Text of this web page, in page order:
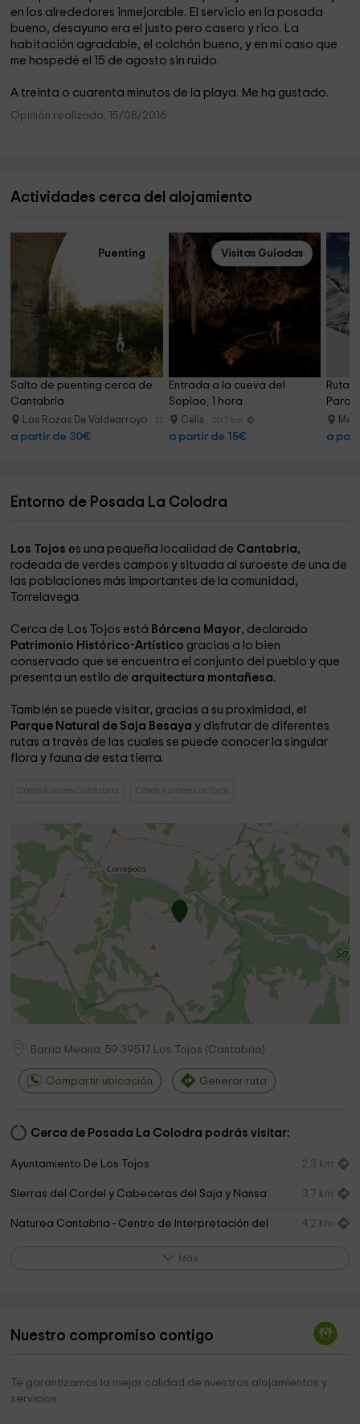
en los alrededores inmejorable. El servicio en la posada
bueno, desayuno era el justo pero casero y rico. La
habitación agradable, el colchón bueno, y en mi caso que
me hospedé el 15 de agosto sin ruido.
A treinta o cuarenta minutos de la playa. Me ha gustado.
Opinión realizada: 15/08/2016
Actividades cerca del alojamiento
Puenting
Salto de puenting cerca de
Cantabria
Las Rozas De Valdearroyo 25.6 km
a partir de 30€
Visitas Guiadas
Entrada a la cueva del
Soplao, 1 hora
Celis 20.7 km
a partir de 15€
Ruta
a
Entorno de Posada La Colodra
Los Tojos es una pequeña localidad de Cantabria,
rodeada de verdes campos y situada al suroeste de una de
las poblaciones más importantes de la comunidad,
Torrelavega.
Cerca de Los Tojos está Bárcena Mayor, declarado
Patrimonio Histórico-Artístico gracias a lo bien
conservado que se encuentra el conjunto del pueblo y que
presenta un estilo de arquitectura montañesa.
También se puede visitar, gracias a su proximidad, el
Parque Natural de Saja Besaya y disfrutar de diferentes
rutas a través de las cuales se puede conocer la singular
flora y fauna de esta tierra.
Casas Rurales Cantabria Casas Rurales Los Tojos
Barrio Meana, 59 39517 Los Tojos (Cantabria)
Compartir ubicación Generar ruta
Cerca de Posada La Colodra podrás visitar:
Ayuntamiento De Los Tojos 2,3 km
Sierras del Cordel y Cabeceras del Saja y Nansa 3,7 km
Naturea Cantabria - Centro de Interpretación del
4,2 km
Cascadas de Lamiña 7,7 km
Ermita de San Fructuoso 9,0 km
Más
Nuestro compromiso contigo
Te garantizamos la mejor calidad de nuestros alojamientos y
servicios